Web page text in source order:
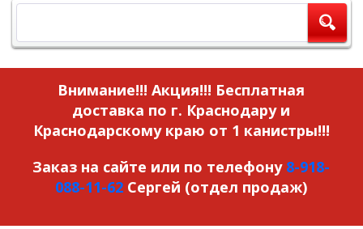
Внимание!!! Акция!!! Бесплатная
доставка по г. Краснодару и
Краснодарскому краю от 1 канистры!!!
Заказ на сайте или по телефону 8-918-
088-11-62 Сергей (отдел продаж)